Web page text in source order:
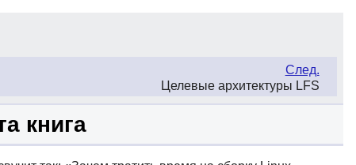
След.
Целевые архитектуры LFS
книга